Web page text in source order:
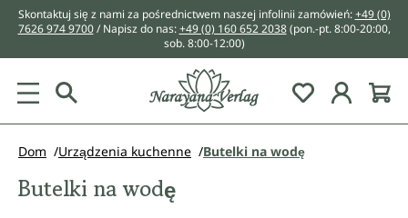
zawartości
Skontaktuj się z nami za pośrednictwem naszej infolinii zamówień:+49 (0)
7626 974 9700/ Napisz do nas:+49 (0) 160 652 2038 (pon.-pt. 8:00-20:00,
sob. 8:00-12:00)
You have 0
Dom Urządzenia kuchenne Butelki na wodę
Butelki na wodę